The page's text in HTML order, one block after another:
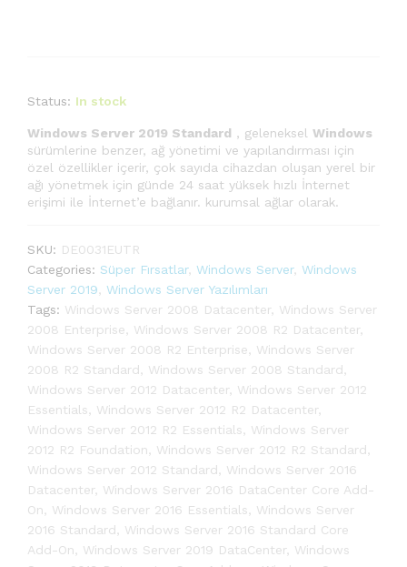
Status: In stock
Windows Server 2019 Standard , geleneksel Windows
sürümlerine benzer, ağ yönetimi ve yapılandırması için
özel özellikler içerir, çok sayıda cihazdan oluşan yerel bir
ağı yönetmek için günde 24 saat yüksek hızlı İnternet
erişimi ile İnternet’e bağlanır. kurumsal ağlar olarak.
SKU: DE0031EUTR
Categories: Süper Fırsatlar, Windows Server, Windows
Server 2019
Windows Server Yazılımları
Tags: Windows Server 2008 Datacenter, Windows Server
2008 Enterprise
Windows Server 2008 R2 Datacenter,
Windows Server 2008 R2 Enterprise
Windows Server
2008 R2 Standard
Windows Server 2008 Standard
Windows Server 2012 Datacenter, Windows Server 2012
Essentials
Windows Server 2012 R2 Datacenter,
Windows Server 2012 R2 Essentials
Windows Server
2012 R2 Foundation
Windows Server 2012 R2 Standard
Windows Server 2012 Standard
Windows Server 2016
Datacenter, Windows Server 2016 DataCenter Core Add-
On
Windows Server 2016 Essentials
Windows Server
2016 Standard
Windows Server 2016 Standard Core
Add-On
Windows Server 2019 DataCenter, Windows